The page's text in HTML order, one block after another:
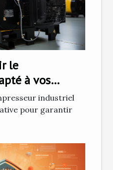
le
à vos
?
industriel
pour garantir